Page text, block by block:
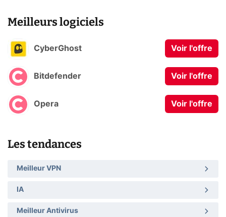
Meilleurs logiciels
CyberGhost Voir l'offre
Bitdefender Voir l'offre
Opera Voir l'offre
Les tendances
Meilleur VPN
IA
Meilleur Antivirus